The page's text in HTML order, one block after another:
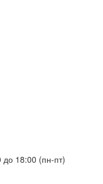
до 18:00 (пн-пт)